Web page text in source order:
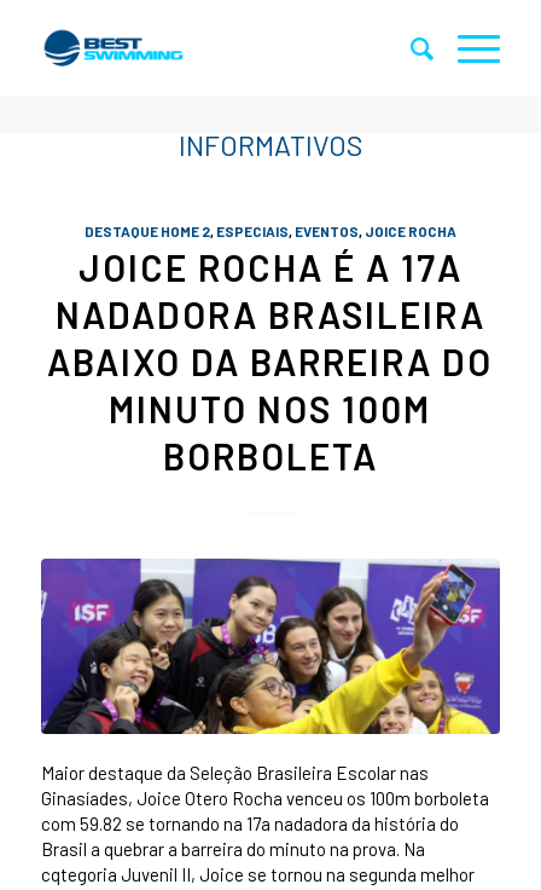
DESTAQUE HOME 2, ESPECIAIS, EVENTOS, JOICE ROCHA
JOICE ROCHA É A 17A
NADADORA BRASILEIRA
ABAIXO DA BARREIRA DO
MINUTO NOS 100M
BORBOLETA
Maior destaque da Seleção Brasileira Escolar nas
Ginasíades, Joice Otero Rocha venceu os 100m borboleta
com 59.82 se tornando na 17a nadadora da história do
Brasil a quebrar a barreira do minuto na prova. Na
cqtegoria Juvenil II, Joice se tornou na segunda melhor